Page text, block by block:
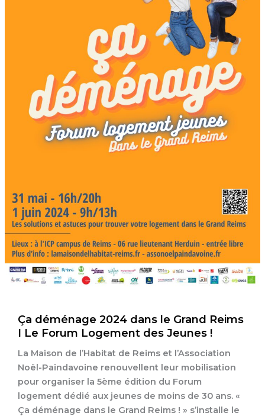
Ça déménage 2024 dans le Grand Reims
I Le Forum Logement des Jeunes !
La Maison de l’Habitat de Reims et l’Association
Noël-Paindavoine renouvellent leur mobilisation
pour organiser la 5ème édition du Forum
logement dédié aux jeunes de moins de 30 ans. «
Ça déménage dans le Grand Reims ! » s’installe le